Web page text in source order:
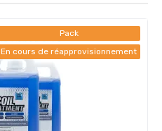
Pack
En cours de réapprovisionnement